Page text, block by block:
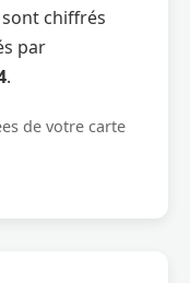
sont chiffrés
par
.
de votre carte